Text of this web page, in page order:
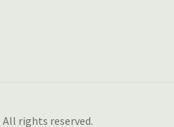
rights reserved.